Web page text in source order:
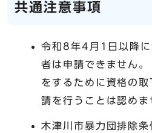
共通注意事項
令和8年4月1日以降に
者は申請できません
をするために資格の
請を行うことは認めま
木津川市暴力団排除